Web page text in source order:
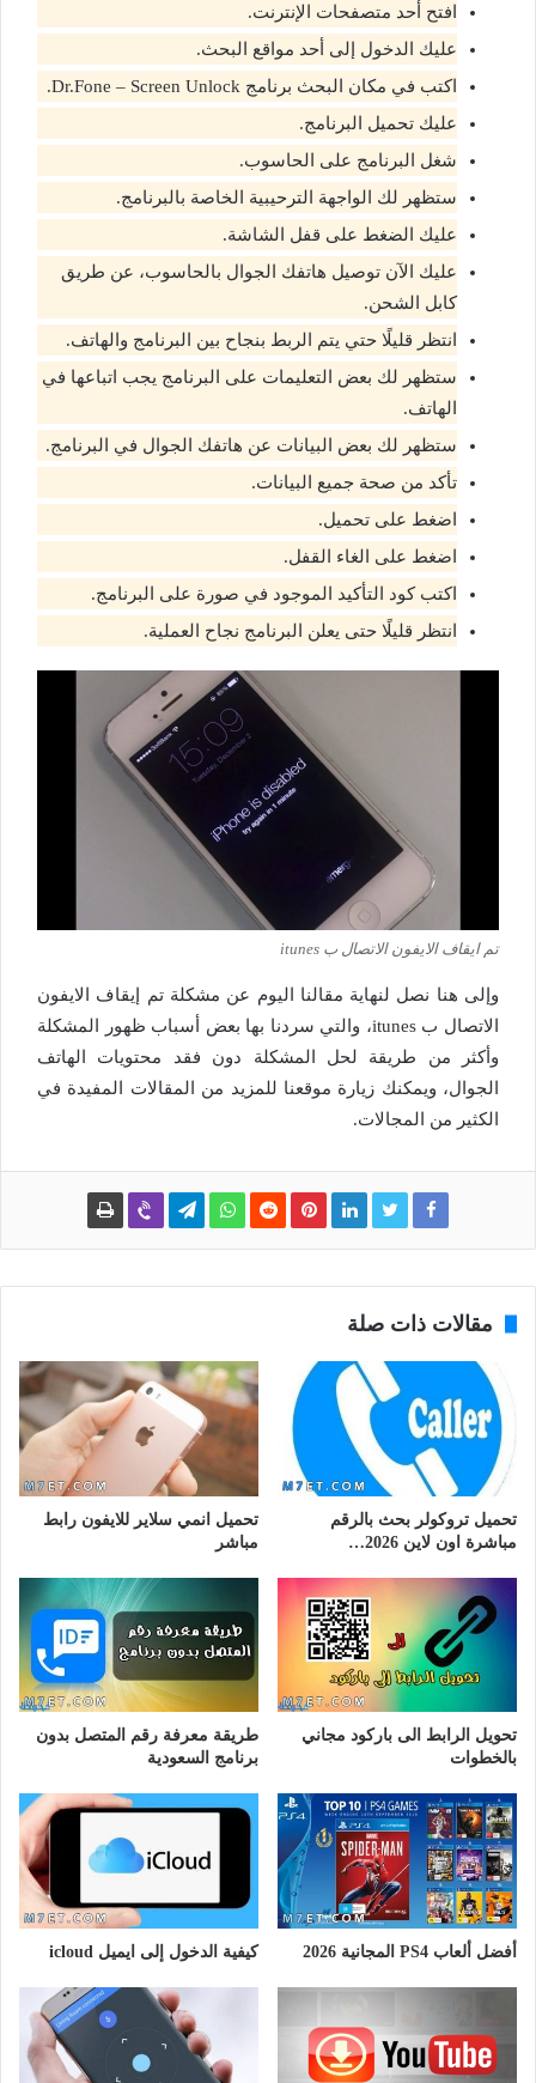
افتح أحد متصفحات الإنترنت.
عليك الدخول إلى أحد مواقع البحث.
اكتب في مكان البحث برنامج Dr.Fone – Screen Unlock.
عليك تحميل البرنامج.
شغل البرنامج على الحاسوب.
ستظهر لك الواجهة الترحيبية الخاصة بالبرنامج.
عليك الضغط على قفل الشاشة.
عليك الآن توصيل هاتفك الجوال بالحاسوب، عن طريق
كابل الشحن.
انتظر قليلًا حتي يتم الربط بنجاح بين البرنامج والهاتف.
ستظهر لك بعض التعليمات على البرنامج يجب اتباعها في
الهاتف.
ستظهر لك بعض البيانات عن هاتفك الجوال في البرنامج.
تأكد من صحة جميع البيانات.
اضغط على تحميل.
اضغط على الغاء القفل.
اكتب كود التأكيد الموجود في صورة على البرنامج.
انتظر قليلًا حتى يعلن البرنامج نجاح العملية.
تم ايقاف الايفون الاتصال ب itunes
وإلى هنا نصل لنهاية مقالنا اليوم عن مشكلة تم إيقاف الايفون
الاتصال ب itunes، والتي سردنا بها بعض أسباب ظهور المشكلة
وأكثر من طريقة لحل المشكلة دون فقد محتويات الهاتف
الجوال، ويمكنك زيارة موقعنا للمزيد من المقالات المفيدة في
الكثير من المجالات.
مقالات ذات صلة
تحميل تروكولر بحث بالرقم
مباشرة اون لاين 2026…
تحميل انمي سلاير للايفون رابط
مباشر
تحويل الرابط الى باركود مجاني
بالخطوات
طريقة معرفة رقم المتصل بدون
برنامج السعودية
أفضل ألعاب PS4 المجانية 2026 كيفية الدخول إلى ايميل icloud